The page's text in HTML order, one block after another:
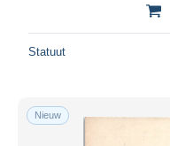
Statuut
Nieuw